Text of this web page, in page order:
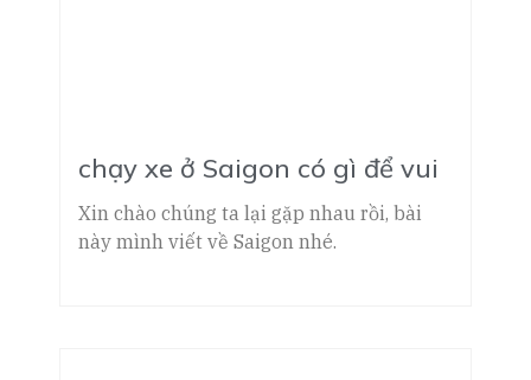
chạy xe ở Saigon có gì để vui
Xin chào chúng ta lại gặp nhau rồi, bài
này mình viết về Saigon nhé.